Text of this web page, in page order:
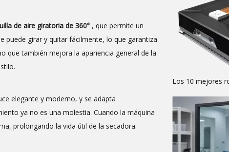
de aire giratoria de 360° , que permite un
puede girar y quitar fácilmente, lo que garantiza
que también mejora la apariencia general de la
elegante y moderno, y se adapta
ya no es una molestia. Cuando la máquina
prolongando la vida útil de la secadora.